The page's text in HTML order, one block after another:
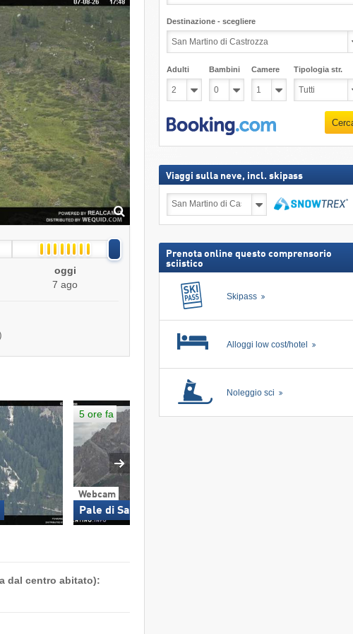
oggi
7 ago
Webcam
Pale di San Martino
5 ore fa
dal centro abitato):
Destinazione - scegliere
Adulti Bambini Camere Tipologia str.
Viaggi sulla neve, incl. skipass
sulla
Prenota online questo comprensorio
sciistico
Skipass
Alloggi low cost/hotel
Noleggio sci